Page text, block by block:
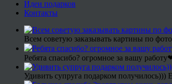
Идеи подарков
Контакты
Всем советую заказывать картины по
Ребята спасибо? огромное за вашу
Удивить супруга подарком